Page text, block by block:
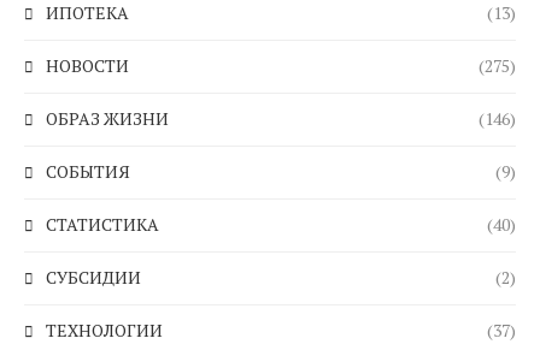
ИПОТЕКА (13)
НОВОСТИ (275)
ОБРАЗ ЖИЗНИ (146)
СОБЫТИЯ (9)
СТАТИСТИКА (40)
СУБСИДИИ (2)
ТЕХНОЛОГИИ (37)